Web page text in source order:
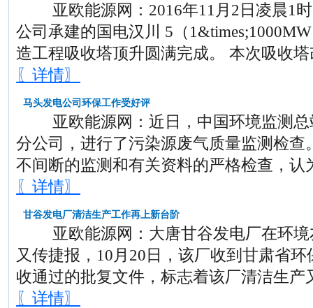
亚欧能源网：2016年11月2日凌晨1时
公司承建的国电汉川 5（
造工程吸收塔顶升圆满完成。 本次吸收
〖详情〗
马头发电公司环保工作受好评
亚欧能源网：近日，中国环境监测总
分公司，进行了污染源废气质量监测检查
不间断的监测和有关资料的严格检查，认
〖详情〗
甘谷发电厂清洁生产工作再上新台阶
亚欧能源网：大唐甘谷发电厂在环境
又传捷报，10月20日，该厂收到甘肃省
收通过的批复文件，标志着该厂清洁生产
〖详情〗